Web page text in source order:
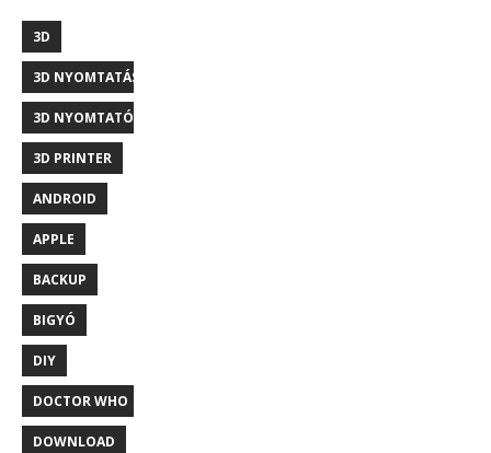
3D
3D NYOMTATÁS
3D NYOMTATÓ
3D PRINTER
ANDROID
APPLE
BACKUP
BIGYÓ
DIY
DOCTOR WHO
DOWNLOAD